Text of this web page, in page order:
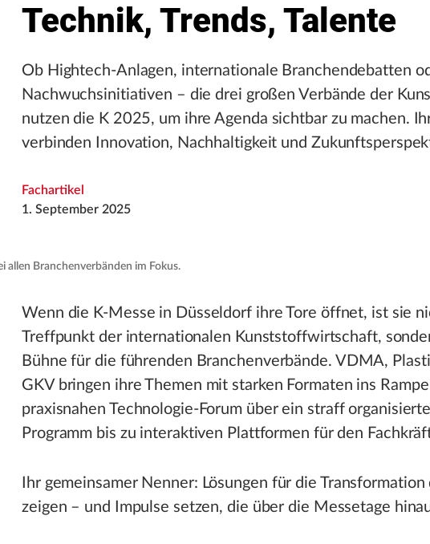
Technik, Trends, Talente
Ob Hightech-Anlagen, internationale Branchendebatten
Nachwuchsinitiativen – die drei großen Verbände der
nutzen die K 2025, um ihre Agenda sichtbar zu machen.
verbinden Innovation, Nachhaltigkeit und
Fachartikel
1. September 2025
allen Branchenverbänden im Fokus.
Wenn die K-Messe in Düsseldorf ihre Tore öffnet, ist sie
Treffpunkt der internationalen Kunststoffwirtschaft,
Bühne für die führenden Branchenverbände. VDMA,
GKV bringen ihre Themen mit starken Formaten ins
praxisnahen Technologie-Forum über ein straff
Programm bis zu interaktiven Plattformen für den
Ihr gemeinsamer Nenner: Lösungen für die
zeigen – und Impulse setzen, die über die Messetage